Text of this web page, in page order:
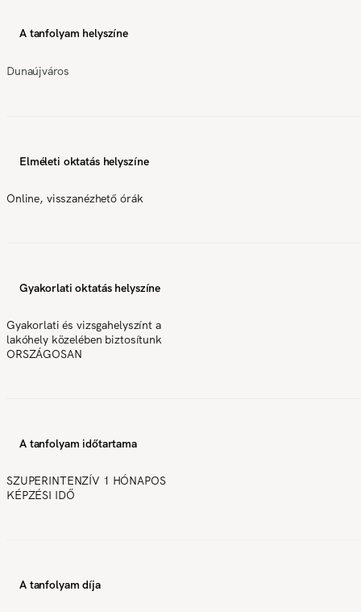
A tanfolyam helyszíne
Dunaújváros
Elméleti oktatás helyszíne
Online, visszanézhető órák
Gyakorlati oktatás helyszíne
Gyakorlati és vizsgahelyszínt a
lakóhely közelében biztosítunk
ORSZÁGOSAN
A tanfolyam időtartama
SZUPERINTENZÍV 1 HÓNAPOS
KÉPZÉSI IDŐ
A tanfolyam díja